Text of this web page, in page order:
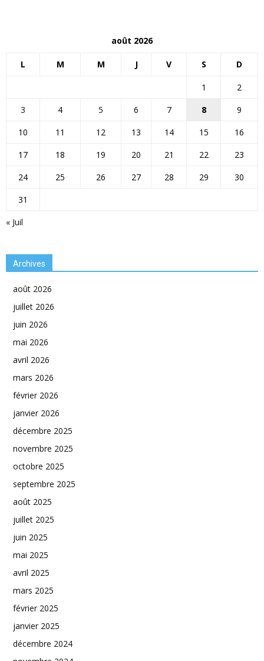
août 2026
L M M J V S D
« Juil
1
2
3
4 5 6 7 8
9
10
11 12 13 14 15
16
17
18 19 20 21 22
23
24
25 26 27 28 29
30
31
Archives
août 2026
juillet 2026
juin 2026
mai 2026
avril 2026
mars 2026
février 2026
janvier 2026
décembre 2025
novembre 2025
octobre 2025
septembre 2025
août 2025
juillet 2025
juin 2025
mai 2025
avril 2025
mars 2025
février 2025
janvier 2025
décembre 2024